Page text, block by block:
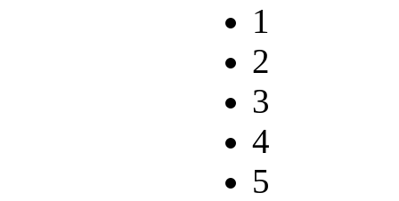
1
2
3
4
5